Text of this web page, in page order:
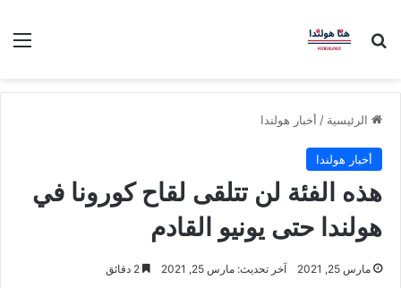
بحث عن
الرئيسية / أخبار هولندا
أخبار هولندا
هذه الفئة لن تتلقى لقاح كورونا في
هولندا حتى يونيو القادم
مارس 25, 2021 آخر تحديث: مارس 25, 2021